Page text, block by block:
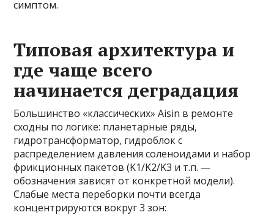
симптом.
Типовая архитектура и
где чаще всего
начинается деградация
Большинство «классических» Aisin в ремонте
сходны по логике: планетарные ряды,
гидротрансформатор, гидроблок с
распределением давления соленоидами и набор
фрикционных пакетов (K1/K2/K3 и т.п. —
обозначения зависят от конкретной модели).
Слабые места переборки почти всегда
концентрируются вокруг 3 зон: